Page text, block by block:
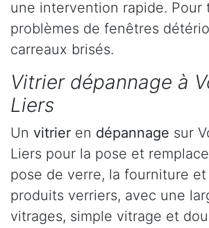
une intervention rapide. Pour
problèmes de fenêtres
carreaux brisés.
Vitrier dépannage à
Liers
Un vitrier en dépannage sur
Liers pour la pose et
pose de verre, la fourniture
produits verriers, avec une
vitrages, simple vitrage et